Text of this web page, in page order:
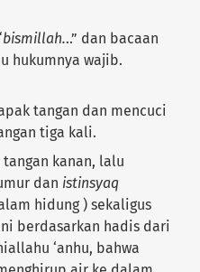
bismillah...” dan bacaan
hukumnya wajib.
tangan dan mencuci
tiga kali.
kanan, lalu
dan istinsyaq
hidung ) sekaligus
berdasarkan hadis dari
‘anhu, bahwa